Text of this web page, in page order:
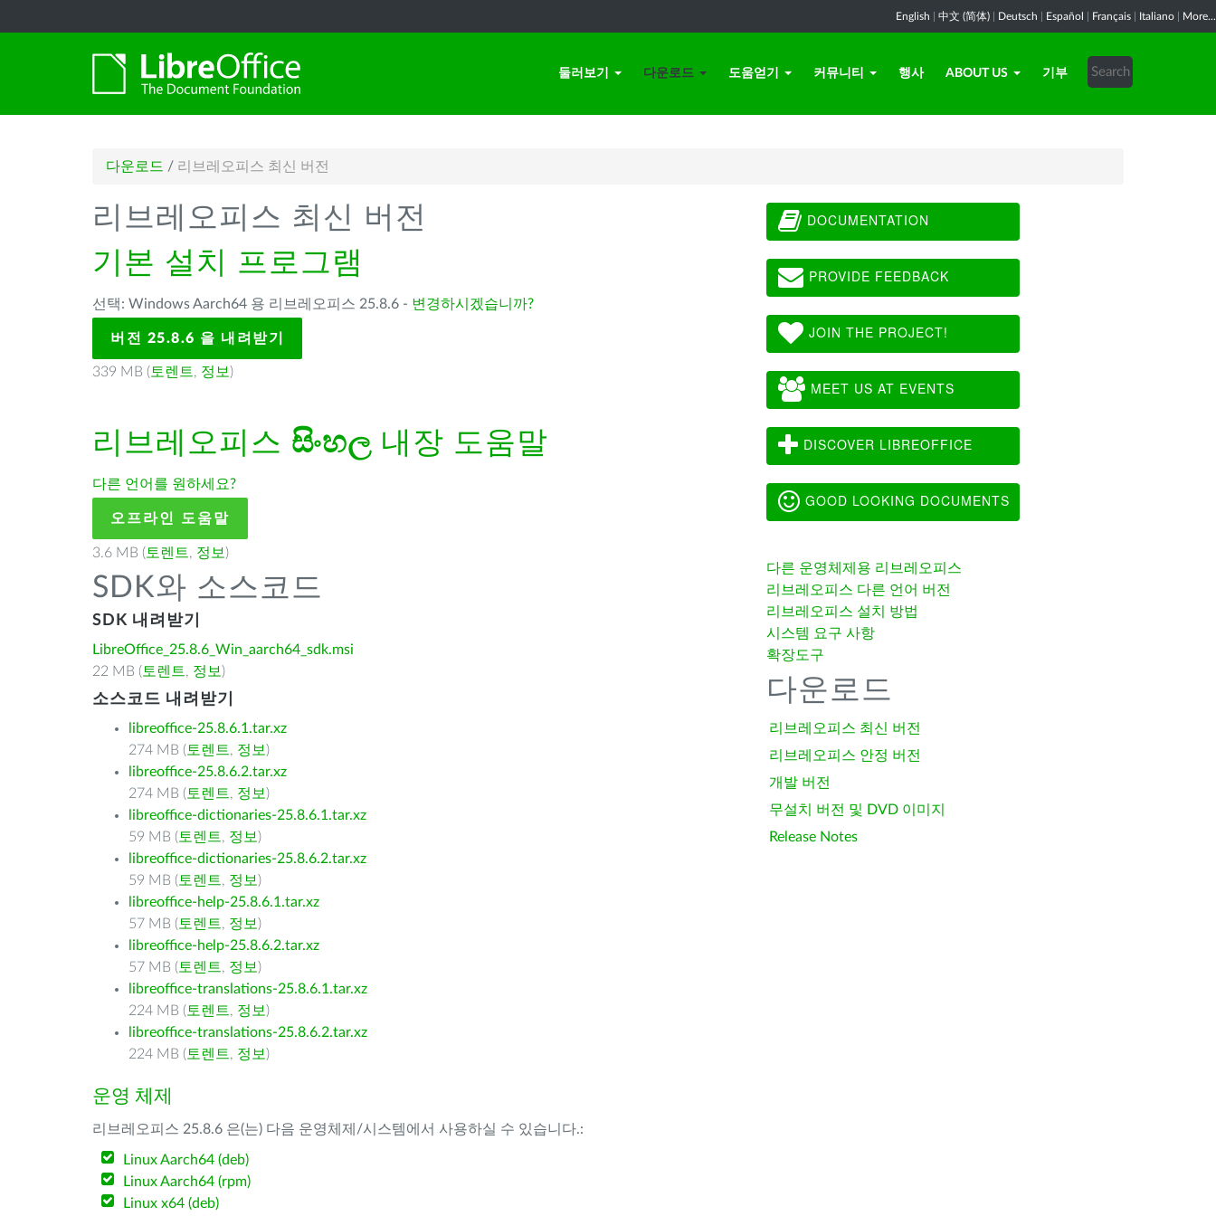
English 中文 (简体) Deutsch Español Français Italiano More...
둘러보기 다운로드 도움얻기 커뮤니티 행사 ABOUT US 기부
다운로드 / 리브레오피스 최신 버전
리브레오피스 최신 버전
기본 설치 프로그램
선택: Windows Aarch64 용 리브레오피스 25.8.6 - 변경하시겠습니까?
버전 25.8.6 을 내려받기
339 MB ( 토렌트, 정보 )
리브레오피스 සිංහල 내장 도움말
다른 언어를 원하세요?
오프라인 도움말
3.6 MB ( 토렌트, 정보 )
SDK와 소스코드
SDK 내려받기
LibreOffice_25.8.6_Win_aarch64_sdk.msi
22 MB ( 토렌트, 정보 )
소스코드 내려받기
libreoffice-25.8.6.1.tar.xz
274 MB ( 토렌트, 정보 )
libreoffice-25.8.6.2.tar.xz
274 MB ( 토렌트, 정보 )
libreoffice-dictionaries-25.8.6.1.tar.xz
59 MB ( 토렌트, 정보 )
libreoffice-dictionaries-25.8.6.2.tar.xz
59 MB ( 토렌트, 정보 )
libreoffice-help-25.8.6.1.tar.xz
57 MB ( 토렌트, 정보 )
libreoffice-help-25.8.6.2.tar.xz
57 MB ( 토렌트, 정보 )
libreoffice-translations-25.8.6.1.tar.xz
224 MB ( 토렌트, 정보 )
libreoffice-translations-25.8.6.2.tar.xz
224 MB ( 토렌트, 정보 )
운영 체제
리브레오피스 25.8.6 은(는) 다음 운영체제/시스템에서 사용하실 수 있습니다.:
Linux Aarch64 (deb)
Linux Aarch64 (rpm)
Linux x64 (deb)
DOCUMENTATION
PROVIDE FEEDBACK
JOIN THE PROJECT!
MEET US AT EVENTS
DISCOVER LIBREOFFICE
GOOD LOOKING DOCUMENTS
다른 운영체제용 리브레오피스
리브레오피스 다른 언어 버전
리브레오피스 설치 방법
시스템 요구 사항
확장도구
다운로드
리브레오피스 최신 버전
리브레오피스 안정 버전
개발 버전
무설치 버전 및 DVD 이미지
Release Notes